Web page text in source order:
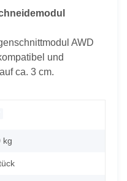
AWD
und
ca. 3 cm.
kg